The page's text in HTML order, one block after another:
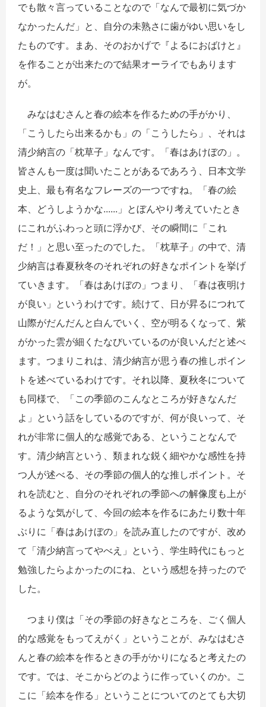
でも散々言っていることなので「なんで最初に気づか
なかったんだ」と、自分の未熟さに歯がゆい思いをし
たものです。まあ、そのおかげで『よるにおばけと』
を作ることが出来たので結果オーライでもあります
が。
みなはむさんと春の絵本を作るための手がかり、
「こうしたら出来るかも」の「こうしたら」、それは
清少納言の「枕草子」なんです。「春はあけぼの」。
皆さんも一度は聞いたことがあるであろう、日本文学
史上、最も有名なフレーズの一つですね。「春の絵
本、どうしようかな......」とぼんやり考えていたとき
にこれがふわっと頭に浮かび、その瞬間に「これ
だ！」と思い至ったのでした。「枕草子」の中で、清
少納言は春夏秋冬のそれぞれの好きなポイントを挙げ
ていきます。「春はあけぼの」つまり、「春は夜明け
が良い」というわけです。続けて、日が昇るにつれて
山際がだんだんと白んでいく、空が明るくなって、紫
がかった雲が細くたなびいているのが良いんだと述べ
ます。つまりこれは、清少納言が思う春の推しポイン
トを述べているわけです。それ以降、夏秋冬について
も同様で、「この季節のこんなところが好きなんだ
よ」という話をしているのですが、何が良いって、そ
れが非常に個人的な感覚である、ということなんで
す。清少納言という、類まれな鋭く細やかな感性を持
つ人が述べる、その季節の個人的な推しポイント。そ
れを読むと、自分のそれぞれの季節への解像度も上が
るような気がして、今回の絵本を作るにあたり数十年
ぶりに「春はあけぼの」を読み直したのですが、改め
て「清少納言ってやべえ」という、学生時代にもっと
勉強したらよかったのにね、という感想を持ったので
した。
つまり僕は「その季節の好きなところを、ごく個人
的な感覚をもってえがく」ということが、みなはむさ
んと春の絵本を作るときの手がかりになると考えたの
です。では、そこからどのように作っていくのか。こ
こに「絵本を作る」ということについてのとても大切